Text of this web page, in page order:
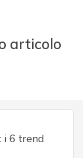
articolo
i 6 trend